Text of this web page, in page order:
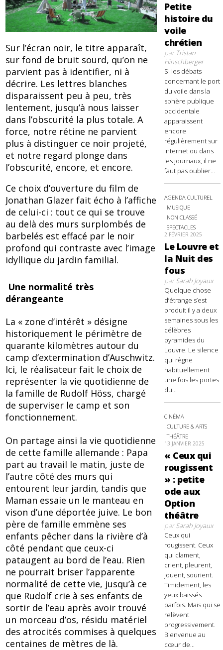
Sur l’écran noir, le titre apparaît,
sur fond de bruit sourd, qu’on ne
parvient pas à identifier, ni à
décrire. Les lettres blanches
disparaissent peu à peu, très
lentement, jusqu’à nous laisser
dans l’obscurité la plus totale. A
force, notre rétine ne parvient
plus à distinguer ce noir projeté,
et notre regard plonge dans
l’obscurité, encore, et encore.
Ce choix d’ouverture du film de
Jonathan Glazer fait écho à l’affiche
de celui-ci : tout ce qui se trouve
au delà des murs surplombés de
barbelés est effacé par le noir
profond qui contraste avec l’image
idyllique du jardin familial.
Une normalité très
dérangeante
La « zone d’intérêt » désigne
historiquement le périmètre de
quarante kilomètres autour du
camp d’extermination d’Auschwitz.
Ici, le réalisateur fait le choix de
représenter la vie quotidienne de
la famille de Rudolf Höss, chargé
de superviser le camp et son
fonctionnement.
On partage ainsi la vie quotidienne
de cette famille allemande : Papa
part au travail le matin, juste de
l’autre côté des murs qui
entourent leur jardin, tandis que
Maman essaie un le manteau en
vison d’une déportée juive. Le bon
père de famille emmène ses
enfants pêcher dans la rivière d’à
côté pendant que ceux-ci
pataugent au bord de l’eau. Rien
ne pourrait briser l’apparente
normalité de cette vie, jusqu’à ce
que Rudolf crie à ses enfants de
sortir de l’eau après avoir trouvé
un morceau d’os, résidu matériel
des atrocités commises à quelques
centaines de mètres de là.
Petite
histoire du
voile
chrétien
parTristan
Hinschberger
Si les débats
concernant le port
du voile dans la
sphère publique
occidentale
apparaissent
encore
régulièrement sur
internet ou dans
les journaux, il ne
faut pas oublier...
AGENDA CULTUREL
MUSIQUE
NON CLASSÉ
SPECTACLES
2 FÉVRIER 2025
Le Louvre et
la Nuit des
fous
parSarah Joyaux
Quelque chose
d’étrange s’est
produit il y a deux
semaines sous les
célèbres
pyramides du
Louvre. Le silence
qui règne
habituellement
une fois les portes
du...
CINÉMA
CULTURE & ARTS
THÉÂTRE
13 JANVIER 2025
« Ceux qui
rougissent
» : petite
ode aux
Option
théâtre
parSarah Joyaux
Ceux qui
rougissent. Ceux
qui clament,
crient, pleurent,
jouent, sourient.
Timidement, les
yeux baissés
parfois. Mais qui se
relèvent
progressivement.
Bienvenue au
cœur de...